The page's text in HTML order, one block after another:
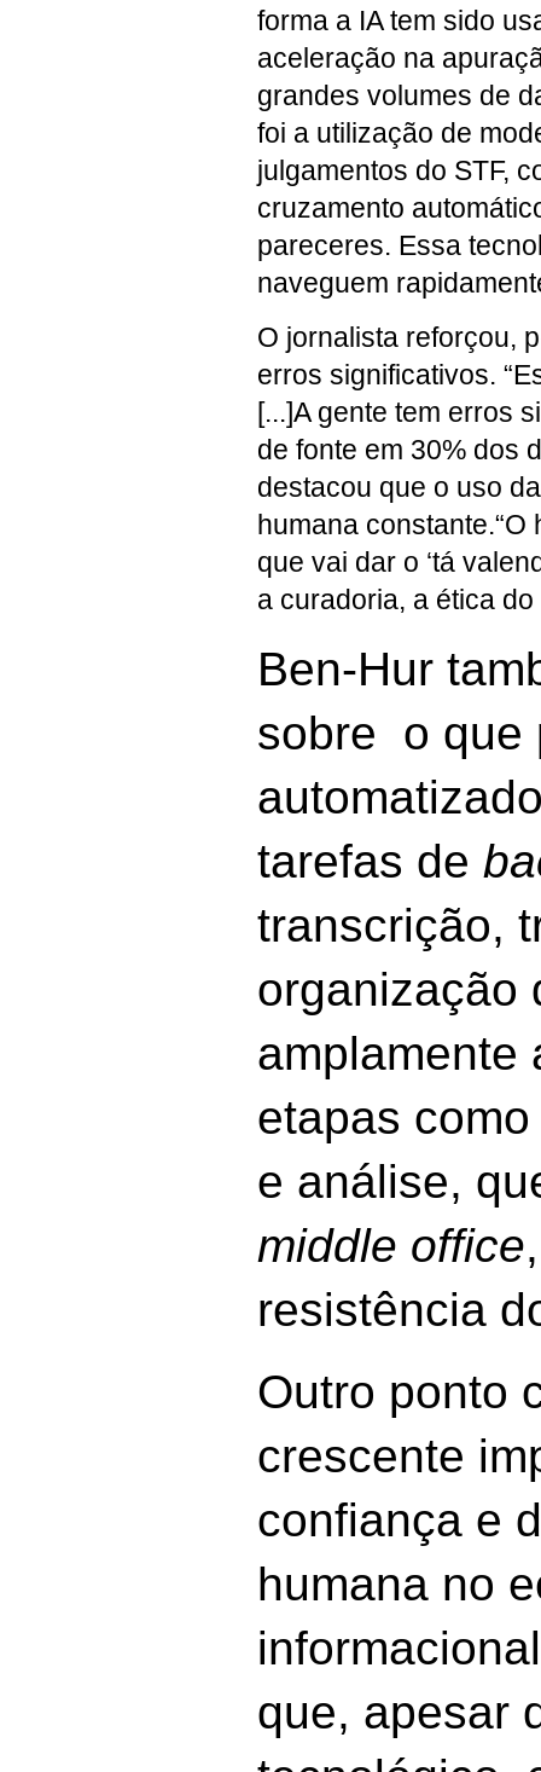
forma a IA tem sido
aceleração na
grandes volumes de
foi a utilização de
julgamentos do STF,
cruzamento
pareceres. Essa
naveguem
O jornalista reforçou,
erros significativos.
[...]A gente tem erros
de fonte em 30% dos
destacou que o uso
humana
que vai dar o ‘tá
a curadoria, a ética
Ben-Hur
sobre o que
tarefas de
transcrição,
organização
amplamente
etapas
e análise,
middle office
resistência
Outro ponto
crescente
confiança e
humana no
que, apesar